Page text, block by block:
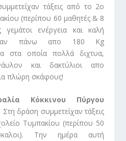
τάξεις από το 2ο
(περίπου 60 μαθητές & 8
ενέργεια και καλή
πάνω απο 180 Kg
στα οποία πολλά διχτυα,
και δακτύλιοι απο
πλώρη σκάφους!
Κόκκινου Πύργου
δράση συμμετείχαν τάξεις
Τυμπακίου (περίπου 50
Την ημέρα αυτή